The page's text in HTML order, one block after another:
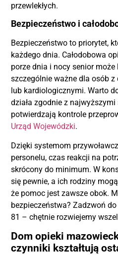
przewlekłych.
Bezpieczeństwo i
Bezpieczeństwo to priorytet,
każdego dnia. Całodobowa
porze dnia i nocy senior
szczególnie ważne dla osób
lub kardiologicznymi. Warto
działa zgodnie z
potwierdzają kontrole
Urząd Wojewódzki.
Dzięki systemom
personelu, czas reakcji na
skrócony do minimum. W
się pewnie, a ich rodziny
że pomoc jest zawsze obok.
bezpieczeństwa? Zadzwoń
81 – chętnie rozwiejemy
Dom opieki
czynniki kształtują